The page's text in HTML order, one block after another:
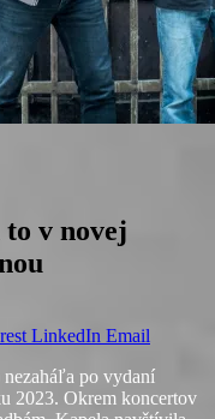
v novej
LinkedIn Email
po vydaní
2023. Okrem koncertov